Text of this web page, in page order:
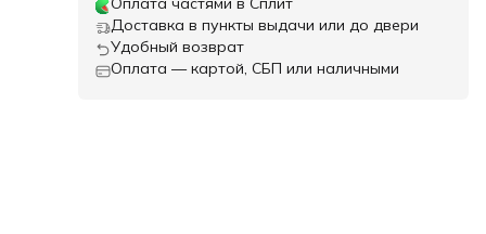
Доставка в пункты выдачи или до двери
Удобный возврат
Оплата — картой, СБП или наличными